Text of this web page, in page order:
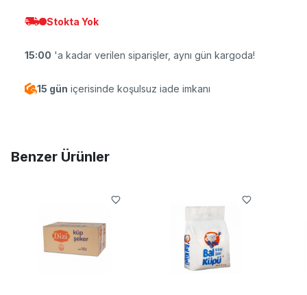
Stokta Yok
15:00 'a kadar verilen siparişler, aynı gün kargoda!
15 gün içerisinde koşulsuz iade imkanı
Benzer Ürünler